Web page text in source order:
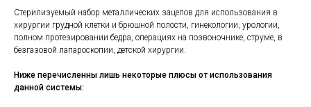
Стерилизуемый набор металлических зацепов для использования в
хирургии грудной клетки и брюшной полости, гинекологии, урологии,
полном протезировании бедра, операциях на позвоночнике, струме, в
безгазовой лапароскопии, детской хирургии.
Ниже перечисленны лишь некоторые плюсы от использования
данной системы: